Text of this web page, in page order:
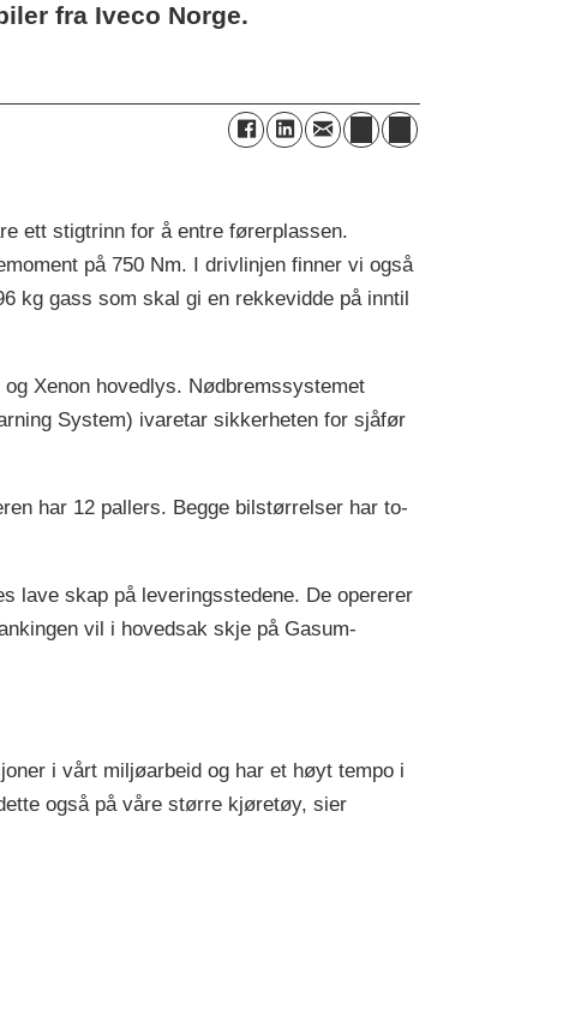
fra Iveco Norge.
ett stigtrinn for å entre førerplassen.
på 750 Nm. I drivlinjen finner vi også
kg gass som skal gi en rekkevidde på inntil
Xenon hovedlys. Nødbremssystemet
System) ivaretar sikkerheten for sjåfør
har 12 pallers. Begge bilstørrelser har to-
lave skap på leveringsstedene. De opererer
vil i hovedsak skje på Gasum-
i vårt miljøarbeid og har et høyt tempo i
også på våre større kjøretøy, sier